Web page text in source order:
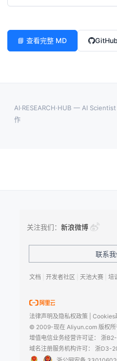
📘 查看完整 MD
AI·RESEARCH·HUB — AI
作
关注我们： 新浪微博
联系我
文档 开发者社区 天池大赛 培
法律声明及隐私权政策
Cookies
© 2009-现在 Aliyun.com 版权所
增值电信业务经营许可证： 浙
域名注册服务机构许可： 浙D3-